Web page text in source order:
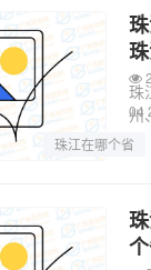
国
清
是
带
珠
州
南
它
(
04
珠江在哪个省